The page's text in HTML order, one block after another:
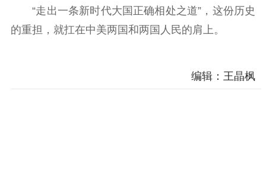
“走出一条新时代大国正确相处之道”，这份历史
的重担，就扛在中美两国和两国人民的肩上。
编辑：王晶枫